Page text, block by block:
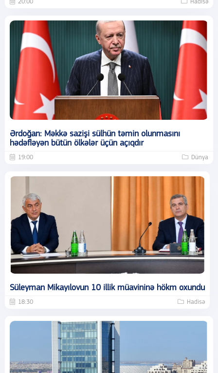
20:00 Hadisə
Ərdoğan: Məkkə sazişi sülhün təmin olunmasını
hədəfləyən bütün ölkələr üçün açıqdır
19:00 Dünya
Süleyman Mikayılovun 10 illik müavininə hökm oxundu
18:30 Hadisə